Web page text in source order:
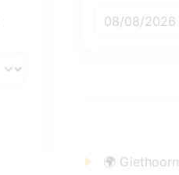
🌍 Giethoorn